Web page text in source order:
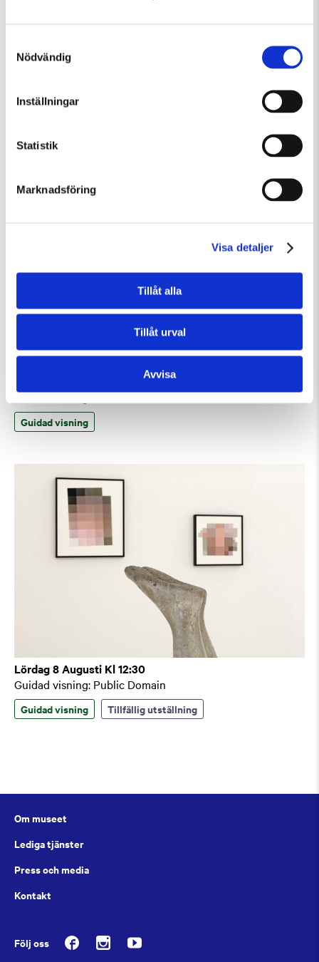
Nödvändig
Inställningar
Statistik
Marknadsföring
Visa detaljer
Tillåt alla
Tillåt urval
Avvisa
Fredag 7 Augusti Kl 12:30
Guidad visning: Public Domain
Fredag 7 Augusti Kl 15:00
Guidad visning
Guidad visning
Lördag 8 Augusti Kl 12:30
Guidad visning: Public Domain
Guidad visning Tillfällig utställning
Om museet
Lediga tjänster
Press och media
Kontakt
Följ oss